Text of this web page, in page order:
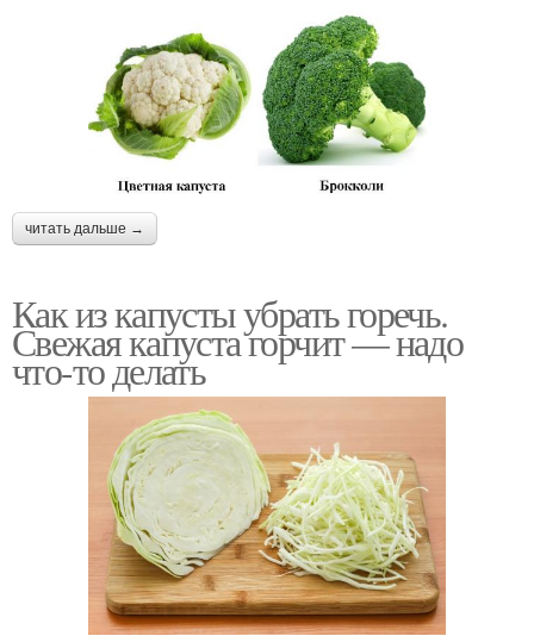
читать дальше →
Как из капусты убрать горечь.
Свежая капуста горчит — надо
что-то делать